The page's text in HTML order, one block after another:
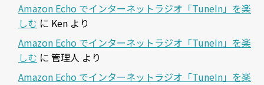
Amazon Echo でインターネットラジオ「TuneIn」を楽
しむ に Ken より
Amazon Echo でインターネットラジオ「TuneIn」を楽
しむ に 管理人 より
Amazon Echo でインターネットラジオ「TuneIn」を楽